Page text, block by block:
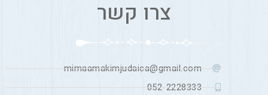
צרו קשר
mimaamakimjudaica@gmail.com
052-2228333